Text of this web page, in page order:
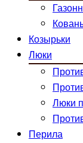
Козырьки
Люки
Люки
Перила